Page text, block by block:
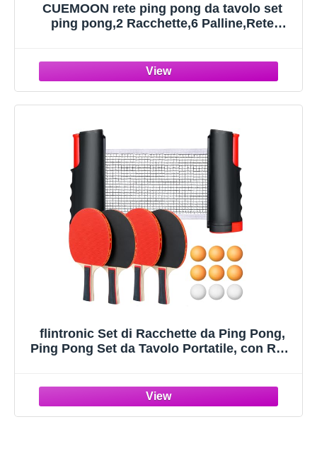
CUEMOON rete ping pong da tavolo set
ping pong,2 Racchette,6 Palline,Rete
flintronic Set di Racchette da Ping Pong,
Ping Pong Set da Tavolo Portatile, con Rete
Bambini, Famiglie (Rosso)